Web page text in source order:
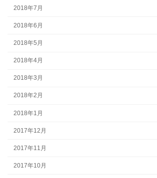
2018年7月
2018年6月
2018年5月
2018年4月
2018年3月
2018年2月
2018年1月
2017年12月
2017年11月
2017年10月